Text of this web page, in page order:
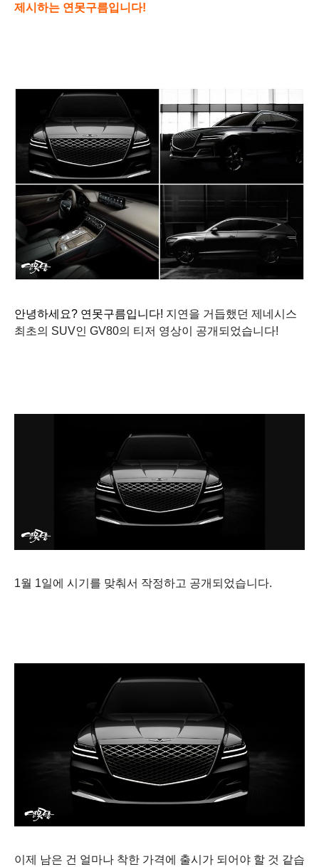
제시하는 연못구름입니다!
안녕하세요? 연못구름입니다! 지연을 거듭했던 제네시스
최초의 SUV인 GV80의 티저 영상이 공개되었습니다!
1월 1일에 시기를 맞춰서 작정하고 공개되었습니다.
이제 남은 건 얼마나 착한 가격에 출시가 되어야 할 것 같습